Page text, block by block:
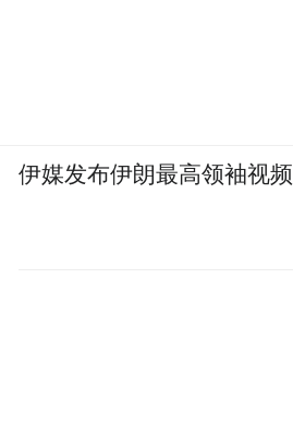
伊媒发布伊朗最高领袖视频